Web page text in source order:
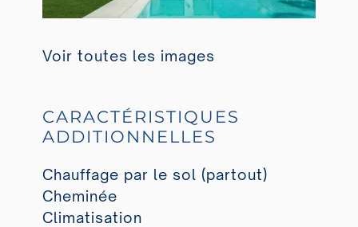
Voir toutes les images
CARACTÉRISTIQUES
ADDITIONNELLES
Chauffage par le sol (partout)
Cheminée
Climatisation